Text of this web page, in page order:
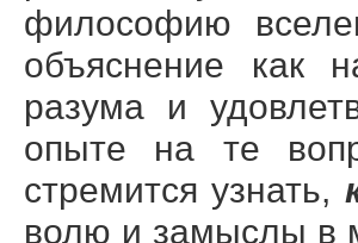
философию
объяснение как
разума и
опыте на те
стремится узнать,
волю и замыслы в